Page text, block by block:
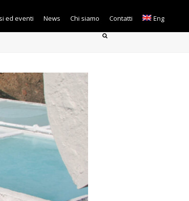
ed eventi News Chi siamo Contatti Eng